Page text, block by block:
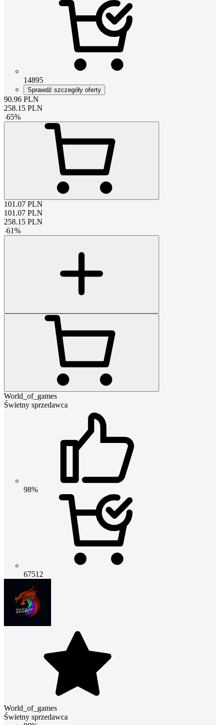
14895
Sprawdź szczegóły oferty
90.96 PLN
258.15 PLN
-65%
101.07 PLN
101.07 PLN
258.15 PLN
-61%
World_of_games
Świetny sprzedawca
98%
67512
World_of_games
Świetny sprzedawca